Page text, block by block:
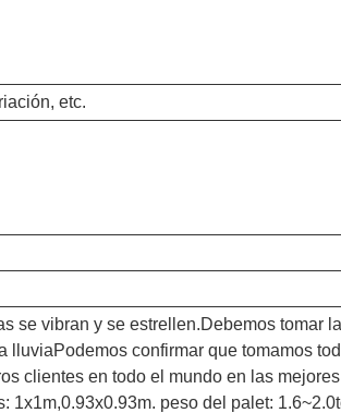
etc.
se vibran y se estrellen.Debemos tomar
confirmar que tomamos
clientes en todo el mundo en las
peso del palet: